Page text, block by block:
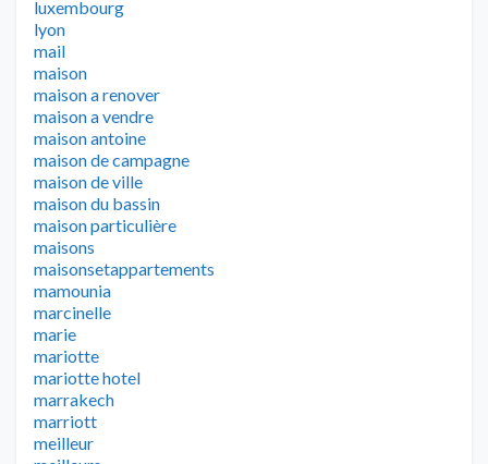
luxembourg
lyon
mail
maison
maison a renover
maison a vendre
maison antoine
maison de campagne
maison de ville
maison du bassin
maison particulière
maisons
maisonsetappartements
mamounia
marcinelle
marie
mariotte
mariotte hotel
marrakech
marriott
meilleur